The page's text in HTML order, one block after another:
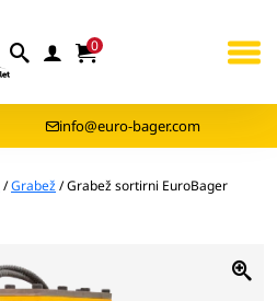
0
info@euro-bager.com
/Grabež/ Grabež sortirni EuroBager